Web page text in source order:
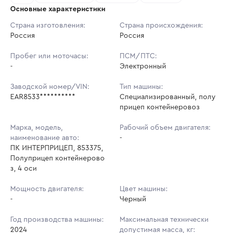
Шаг торгов: 15 759 ₽
Кол-во ставок:
Ставок не найдено
в аукционах
Основные характеристики
Страна изготовления:
Россия
Страна происхождения:
Россия
Пробег или моточасы:
-
ПСМ/ПТС:
Электронный
Заводской номер/VIN:
EAR8533**********
Тип машины:
Специализированный, полу
прицеп контейнеровоз
Марка, модель,
наименование авто:
ПК ИНТЕРПРИЦЕП, 853375,
Полуприцеп контейнерово
з, 4 оси
Рабочий объем двигателя:
-
Мощность двигателя:
-
Цвет машины:
Черный
Год производства машины:
2024
Максимальная технически
допустимая масса, кг: